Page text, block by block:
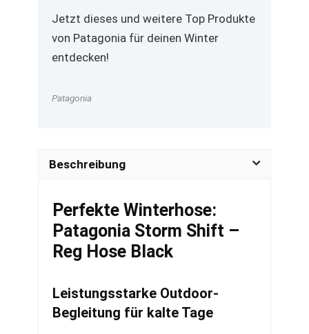
Jetzt dieses und weitere Top Produkte
von Patagonia für deinen Winter
entdecken!
Patagonia
Beschreibung
Perfekte Winterhose:
Patagonia Storm Shift –
Reg Hose Black
Leistungsstarke Outdoor-
Begleitung für kalte Tage